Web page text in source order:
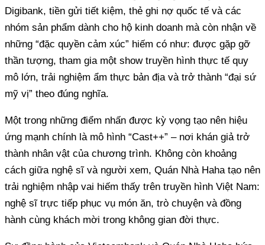
Digibank, tiền gửi tiết kiệm, thẻ ghi nợ quốc tế và các
nhóm sản phẩm dành cho hộ kinh doanh mà còn nhận về
những “đặc quyền cảm xúc” hiếm có như: được gặp gỡ
thần tượng, tham gia một show truyền hình thực tế quy
mô lớn, trải nghiệm ẩm thực bản địa và trở thành “đại sứ
mỹ vị” theo đúng nghĩa.
Một trong những điểm nhấn được kỳ vọng tạo nên hiệu
ứng mạnh chính là mô hình “Cast++” – nơi khán giả trở
thành nhân vật của chương trình. Không còn khoảng
cách giữa nghệ sĩ và người xem, Quán Nhà Haha tạo nên
trải nghiệm nhập vai hiếm thấy trên truyền hình Việt Nam:
nghệ sĩ trực tiếp phục vụ món ăn, trò chuyện và đồng
hành cùng khách mời trong không gian đời thực.